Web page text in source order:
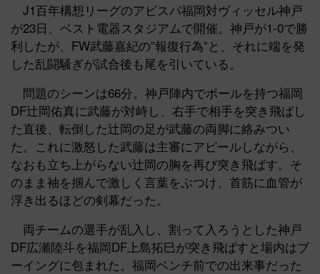
J1百年構想リーグのアビスパ福岡対ヴィッセル神戸
が23日、ベスト電器スタジアムで開催。神戸が1-0で勝
利したが、FW武藤嘉紀の”報復行為”と、それに端を発
した乱闘騒ぎが試合後も尾を引いている。
問題のシーンは66分。神戸陣内でボールを持つ福岡
DF辻岡佑真に武藤が対峙し、右手で相手を突き飛ばし
た直後、転倒した辻岡の足が武藤の両脚に絡みつい
た。これに激怒した武藤は主審にアピールしながら、
なおも立ち上がらない辻岡の胸を再び突き飛ばす。そ
のまま袖を掴んで激しく言葉をぶつけ、首筋に血管が
浮き出るほどの剣幕だった。
両チームの選手が乱入し、割って入ろうとした神戸
DF広瀬陸斗を福岡DF上島拓巳が突き飛ばすと場内はブ
ーイングに包まれた。福岡ベンチ前での出来事だった